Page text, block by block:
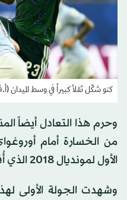
كنو شكَّل ثقلاً كبيراً في وسط الميدان
وحرم هذا التعادل أيضاً
الأول لمونديال 2018 الذي أُقيم في روسيا.
وشهدت الجولة الأولى